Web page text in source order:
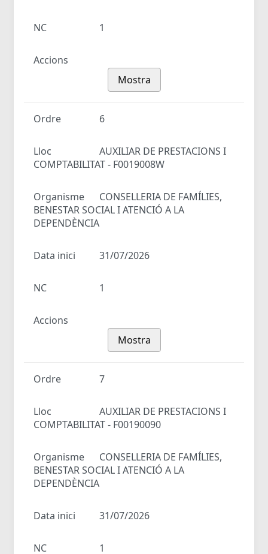
NC 1
Accions
Mostra
Ordre 6
Lloc
AUXILIAR DE PRESTACIONS I
COMPTABILITAT - F0019008W
Organisme
CONSELLERIA DE FAMÍLIES,
BENESTAR SOCIAL I ATENCIÓ A LA
DEPENDÈNCIA
Data inici 31/07/2026
NC 1
Accions
Mostra
Ordre 7
Lloc
AUXILIAR DE PRESTACIONS I
COMPTABILITAT - F00190090
Organisme
CONSELLERIA DE FAMÍLIES,
BENESTAR SOCIAL I ATENCIÓ A LA
DEPENDÈNCIA
Data inici 31/07/2026
NC 1